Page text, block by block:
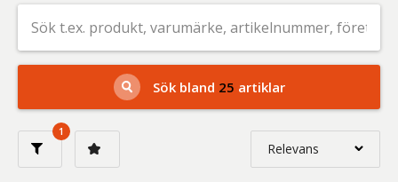
Sök
efter
livsmedel
på
t.ex.
produkt,
varumärke,
artikelnummer,
Sök bland 25 artiklar
1
Relevans